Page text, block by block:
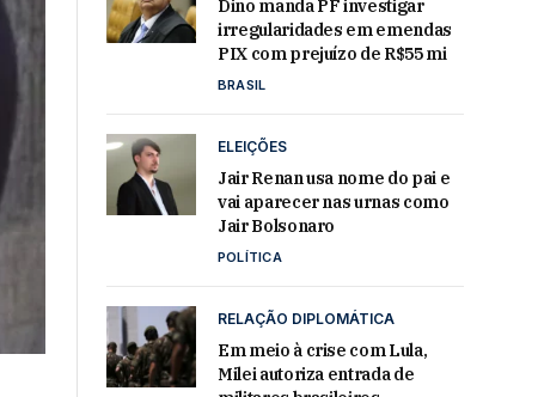
Dino manda PF investigar
irregularidades em emendas
PIX com prejuízo de R$55 mi
BRASIL
ELEIÇÕES
Jair Renan usa nome do pai e
vai aparecer nas urnas como
Jair Bolsonaro
POLÍTICA
RELAÇÃO DIPLOMÁTICA
Em meio à crise com Lula,
Milei autoriza entrada de